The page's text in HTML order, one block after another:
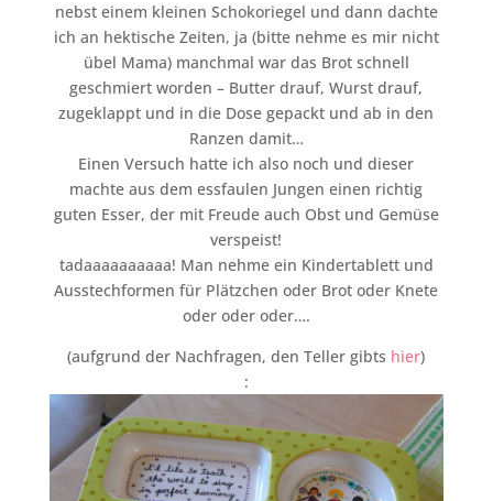
nebst einem kleinen Schokoriegel und dann dachte
ich an hektische Zeiten, ja (bitte nehme es mir nicht
übel Mama) manchmal war das Brot schnell
geschmiert worden – Butter drauf, Wurst drauf,
zugeklappt und in die Dose gepackt und ab in den
Ranzen damit…
Einen Versuch hatte ich also noch und dieser
machte aus dem essfaulen Jungen einen richtig
guten Esser, der mit Freude auch Obst und Gemüse
verspeist!
tadaaaaaaaaaa! Man nehme ein Kindertablett und
Ausstechformen für Plätzchen oder Brot oder Knete
oder oder oder….
(aufgrund der Nachfragen, den Teller gibts hier)
: